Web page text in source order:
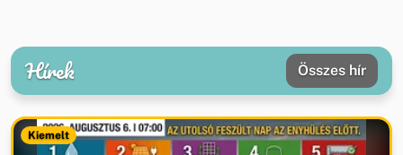
Hírek Összes hír
Kiemelt